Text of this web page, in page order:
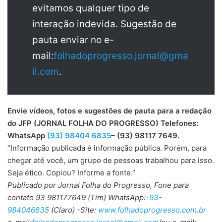
evitamos qualquer tipo de
interação indevida. Sugestão de
pauta enviar no e-
mail:folhadoprogresso.jornal@gma
il.com.
Envie vídeos, fotos e sugestões de pauta para a redação
do JFP (JORNAL FOLHA DO PROGRESSO) Telefones:
WhatsApp (93) 98404 6835– (93) 98117 7649.
“Informação publicada é informação pública. Porém, para
chegar até você, um grupo de pessoas trabalhou para isso.
Seja ético. Copiou? Informe a fonte.”
Publicado por Jornal Folha do Progresso, Fone para
contato 93 981177649 (Tim) WhatsApp:-93-
984046835 (Claro) -Site: www.folhadoprogresso.com.br